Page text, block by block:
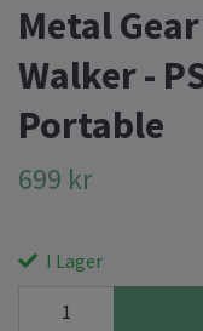
Metal
Walker -
Portable
699 kr
I Lager